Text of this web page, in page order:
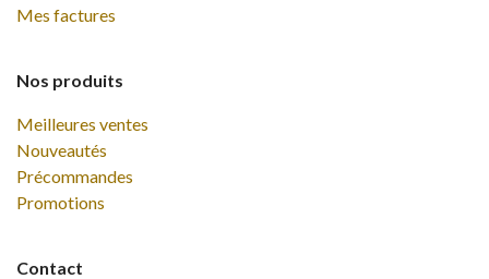
Mes factures
Nos produits
Meilleures ventes
Nouveautés
Précommandes
Promotions
Contact